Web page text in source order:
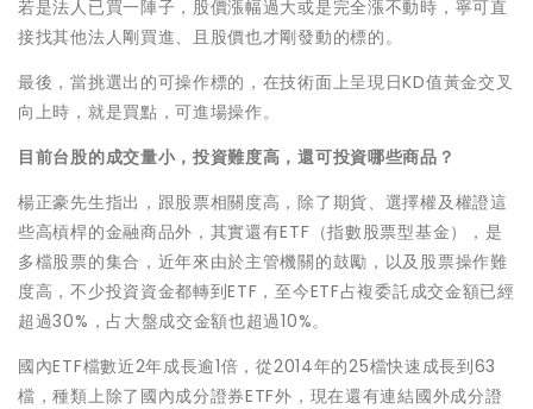
若是法人已買一陣子，股價漲幅過大或是完全漲不動時，寧可直
接找其他法人剛買進、且股價也才剛發動的標的。
最後，當挑選出的可操作標的，在技術面上呈現日KD值黃金交叉
向上時，就是買點，可進場操作。
目前台股的成交量小，投資難度高，還可投資哪些商品？
楊正豪先生指出，跟股票相關度高，除了期貨、選擇權及權證這
些高槓桿的金融商品外，其實還有ETF（指數股票型基金），是
多檔股票的集合，近年來由於主管機關的鼓勵，以及股票操作難
度高，不少投資資金都轉到ETF，至今ETF占複委託成交金額已經
超過30%，占大盤成交金額也超過10%。
國內ETF檔數近2年成長逾1倍，從2014年的25檔快速成長到63
檔，種類上除了國內成分證券ETF外，現在還有連結國外成分證